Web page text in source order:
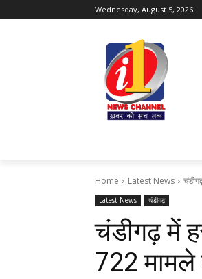
Wednesday, August 5, 2026
Home Latest News
Latest News चंडीगढ़
चंडीगढ़ में
722 मामले